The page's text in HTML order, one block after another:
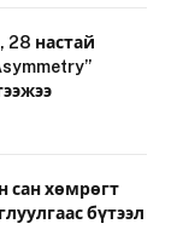
28 настай
сан хөмрөгт
бүтээл